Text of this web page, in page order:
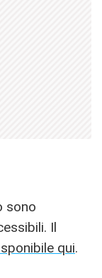
sono
Il
qui.